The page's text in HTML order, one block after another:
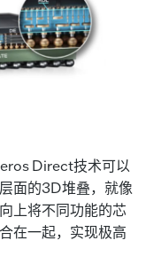
Direct技术可以
面的3D堆叠，就像
上将不同功能的芯
在一起，实现极高